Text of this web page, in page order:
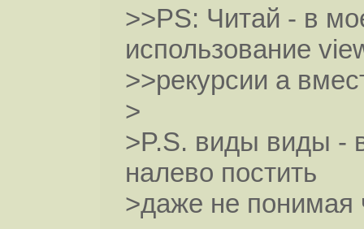
>>PS: Читай - в
использование
>>рекурсии а
>
>P.S. виды виды -
налево постить
>даже не понимая